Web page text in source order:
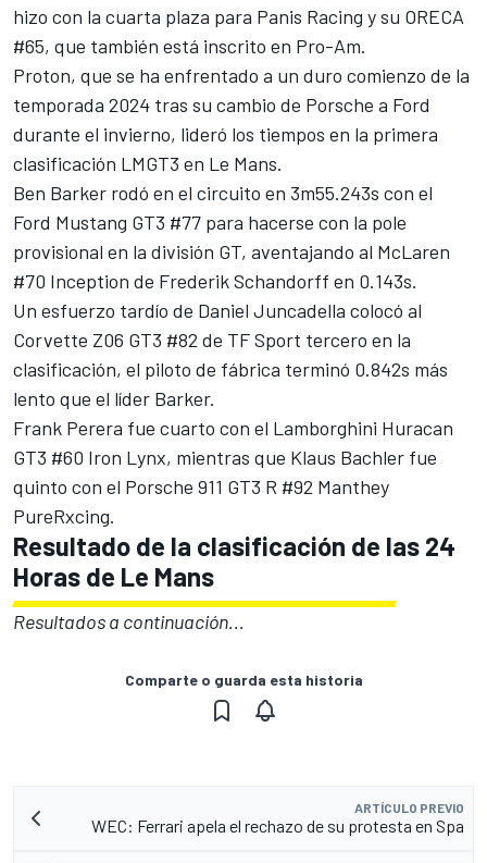
hizo con la cuarta plaza para Panis Racing y su ORECA
#65, que también está inscrito en Pro-Am.
Proton, que se ha enfrentado a un duro comienzo de la
temporada 2024 tras su cambio de Porsche a Ford
durante el invierno, lideró los tiempos en la primera
clasificación LMGT3 en Le Mans.
Ben Barker rodó en el circuito en 3m55.243s con el
Ford Mustang GT3 #77 para hacerse con la pole
provisional en la división GT, aventajando al McLaren
#70 Inception de Frederik Schandorff en 0.143s.
Un esfuerzo tardío de Daniel Juncadella colocó al
Corvette Z06 GT3 #82 de TF Sport tercero en la
clasificación, el piloto de fábrica terminó 0.842s más
lento que el líder Barker.
Frank Perera fue cuarto con el Lamborghini Huracan
GT3 #60 Iron Lynx, mientras que Klaus Bachler fue
quinto con el Porsche 911 GT3 R #92 Manthey
PureRxcing.
Resultado de la clasificación de las 24
Horas de Le Mans
Resultados a continuación...
Comparte o guarda esta historia
ARTÍCULO PREVIO
WEC: Ferrari apela el rechazo de su protesta en Spa